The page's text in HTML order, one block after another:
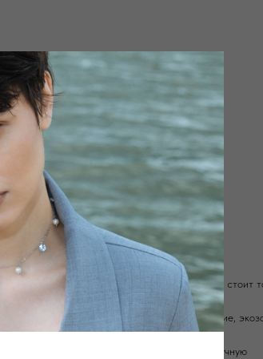
МНОГОРЯДНЫЕ КОЛЬЕ
КОЛЬЕ
Колье На Удачу
FACTTWENTYONE
5900,00 р.
Добавить в корзину
Колье, которое непременно принесет удачу, стоит
Материал: жемчуг, сталь, латунь, родирование,
Все украшения facttwentyone выполнены вручную